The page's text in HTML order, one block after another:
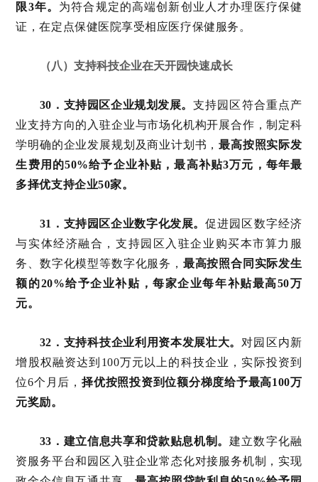
限3年。 为符合规定的高端创新创业人才办理医疗保健
证，在定点保健医院享受相应医疗保健服务。
（八）支持科技企业在天开园快速成长
30．支持园区企业规划发展。支持园区符合重点产
业支持方向的入驻企业与市场化机构开展合作，制定科
学明确的企业发展规划及商业计划书，最高按照实际发
生费用的50%给予企业补贴，最高补贴3万元，每年最
多择优支持企业50家。
31．支持园区企业数字化发展。 促进园区数字经济
与实体经济融合，支持园区入驻企业购买本市算力服
务、数字化模型等数字化服务， 最高按照合同实际发生
额的20%给予企业补贴，每家企业每年补贴最高50万
元。
32 ．支持科技企业利用资本发展壮大。 对园区内新
增股权融资达到100万元以上的科技企业，实际投资到
位6个月后， 择优按照投资到位额分梯度给予最高100万
元奖励。
33．建立信息共享和贷款贴息机制。建立数字化融
资服务平台和园区入驻企业常态化对接服务机制，实现